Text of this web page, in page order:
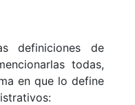
definiciones de
todas,
en que lo define